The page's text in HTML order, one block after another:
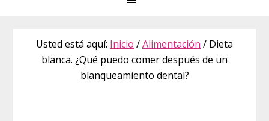
Usted está aquí: Inicio /Alimentación / Dieta
blanca. ¿Qué puedo comer después de un
blanqueamiento dental?